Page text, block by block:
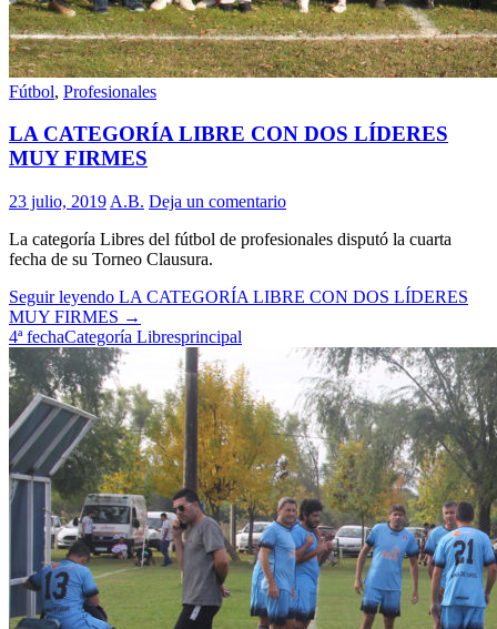
Fútbol, Profesionales
LA CATEGORÍA LIBRE CON DOS LÍDERES
MUY FIRMES
23 julio, 2019 A.B. Deja un comentario
La categoría Libres del fútbol de profesionales disputó la cuarta
fecha de su Torneo Clausura.
Seguir leyendo LA CATEGORÍA LIBRE CON DOS LÍDERES
MUY FIRMES →
4ª fechaCategoría Libresprincipal